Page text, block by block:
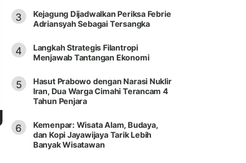
3
Kejagung Dijadwalkan Periksa Febrie
Adriansyah Sebagai Tersangka
4
Langkah Strategis Filantropi
Menjawab Tantangan Ekonomi
5
Hasut Prabowo dengan Narasi Nuklir
Iran, Dua Warga Cimahi Terancam 4
Tahun Penjara
6
Kemenpar: Wisata Alam, Budaya,
dan Kopi Jayawijaya Tarik Lebih
Banyak Wisatawan